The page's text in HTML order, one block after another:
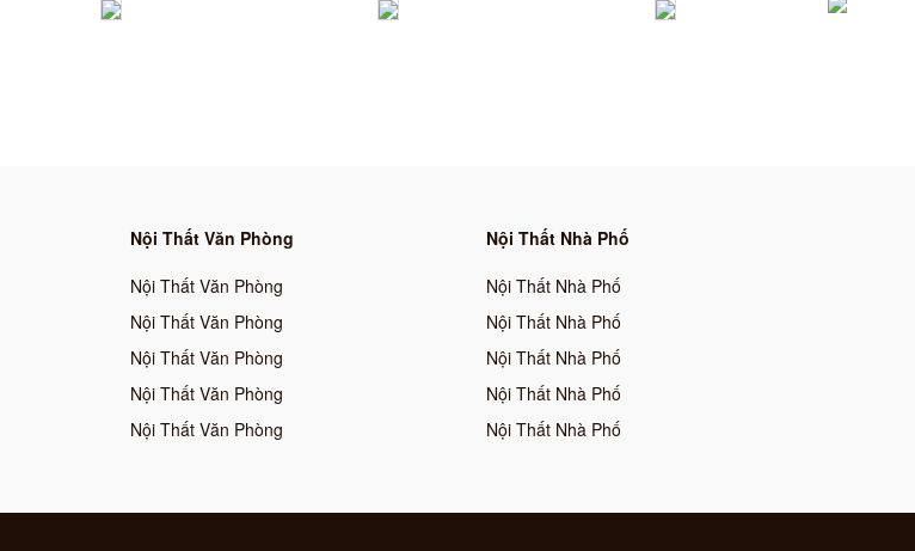
Nội Thất Văn Phòng
Nội Thất Văn Phòng
Nội Thất Văn Phòng
Nội Thất Văn Phòng
Nội Thất Văn Phòng
Nội Thất Văn Phòng
Nội Thất Nhà Phố
Nội Thất Nhà Phố
Nội Thất Nhà Phố
Nội Thất Nhà Phố
Nội Thất Nhà Phố
Nội Thất Nhà Phố